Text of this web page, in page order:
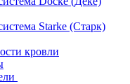
Starke (Старк)
кровли